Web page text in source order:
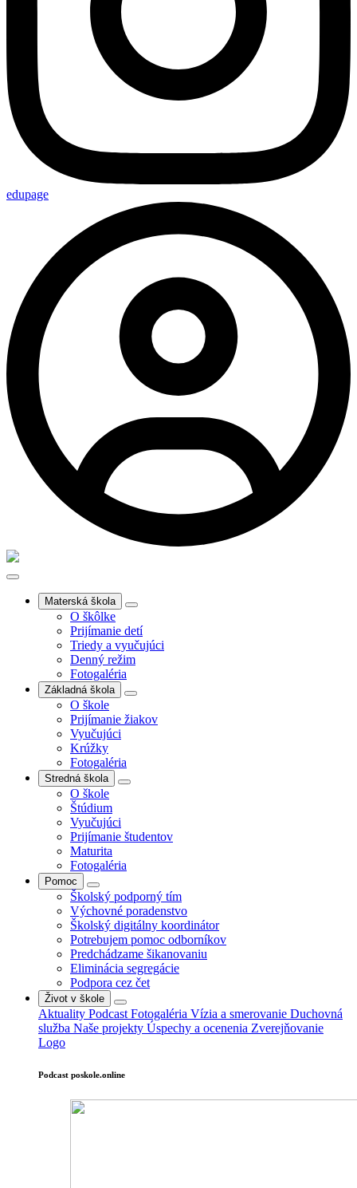
edupage
Materská škola
O škôlke
Prijímanie detí
Triedy a vyučujúci
Denný režim
Fotogaléria
Základná škola
O škole
Prijímanie žiakov
Vyučujúci
Krúžky
Fotogaléria
Stredná škola
O škole
Štúdium
Vyučujúci
Prijímanie študentov
Maturita
Fotogaléria
Pomoc
Školský podporný tím
Výchovné poradenstvo
Školský digitálny koordinátor
Potrebujem pomoc odborníkov
Predchádzame šikanovaniu
Eliminácia segregácie
Podpora cez čet
Život v škole
Aktuality Podcast Fotogaléria Vízia a smerovanie Duchovná
služba Naše projekty Úspechy a ocenenia Zverejňovanie
Logo
Podcast poskole.online